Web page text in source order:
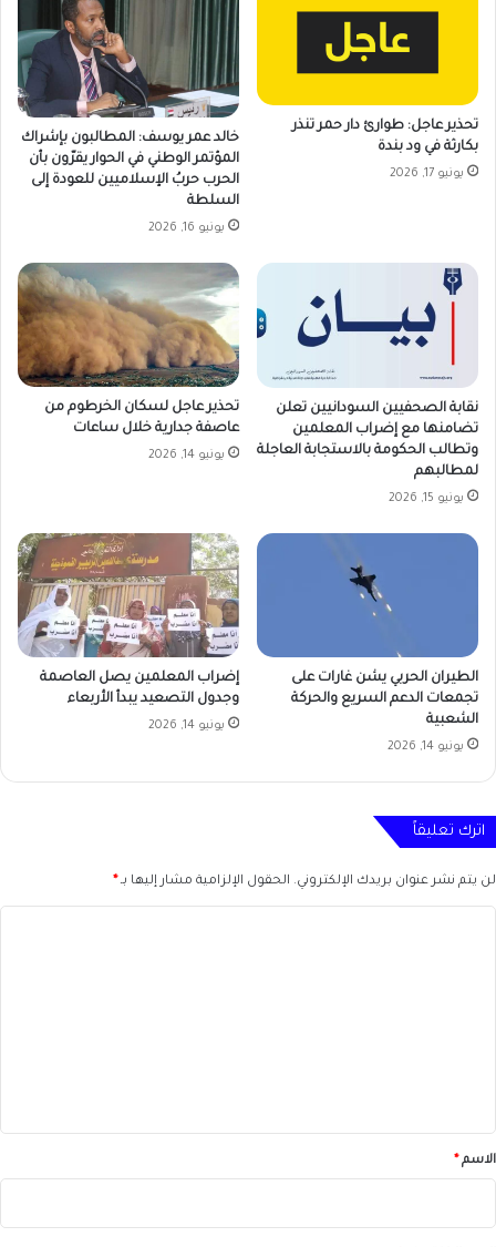
تحذير عاجل: طوارئ دار حمر تنذر
بكارثة في ود بندة
يونيو 17, 2026
خالد عمر يوسف: المطالبون بإشراك
المؤتمر الوطني في الحوار يقرّون بأن
الحرب حربُ الإسلاميين للعودة إلى
السلطة
يونيو 16, 2026
نقابة الصحفيين السودانيين تعلن
تضامنها مع إضراب المعلمين
وتطالب الحكومة بالاستجابة العاجلة
لمطالبهم
يونيو 15, 2026
تحذير عاجل لسكان الخرطوم من
عاصفة جدارية خلال ساعات
يونيو 14, 2026
الطيران الحربي يشن غارات على
تجمعات الدعم السريع والحركة
الشعبية
يونيو 14, 2026
إضراب المعلمين يصل العاصمة
وجدول التصعيد يبدأ الأربعاء
يونيو 14, 2026
اترك تعليقاً
لن يتم نشر عنوان بريدك الإلكتروني. الحقول الإلزامية مشار إليها بـ *
*الاسم *